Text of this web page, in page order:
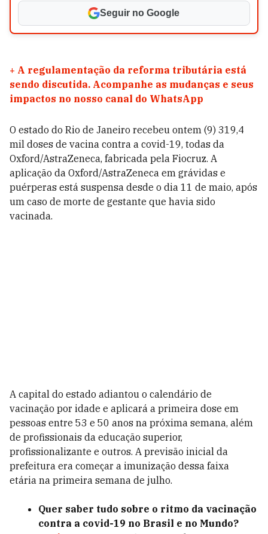
Seguir no Google
+ A regulamentação da reforma tributária está
sendo discutida. Acompanhe as mudanças e seus
impactos no nosso canal do WhatsApp
O estado do Rio de Janeiro recebeu ontem (9) 319,4
mil doses de vacina contra a covid-19, todas da
Oxford/AstraZeneca, fabricada pela Fiocruz. A
aplicação da Oxford/AstraZeneca em grávidas e
puérperas está suspensa desde o dia 11 de maio, após
um caso de morte de gestante que havia sido
vacinada.
A capital do estado adiantou o calendário de
vacinação por idade e aplicará a primeira dose em
pessoas entre 53 e 50 anos na próxima semana, além
de profissionais da educação superior,
profissionalizante e outros. A previsão inicial da
prefeitura era começar a imunização dessa faixa
etária na primeira semana de julho.
Quer saber tudo sobre o ritmo da vacinação
contra a covid-19 no Brasil e no Mundo?